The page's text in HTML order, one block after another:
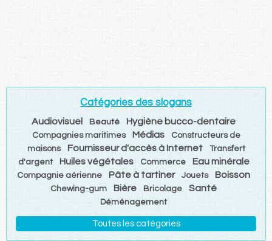
Catégories des slogans
Audiovisuel Beauté Hygiène bucco-dentaire
Compagnies maritimes Médias
Constructeurs de
maisons
Fournisseur d'accès à Internet
Transfert
d'argent
Huiles végétales Commerce Eau minérale
Compagnie aérienne Pâte à tartiner Jouets Boisson
Chewing-gum Bière Bricolage Santé
Déménagement
Toutes les catégories